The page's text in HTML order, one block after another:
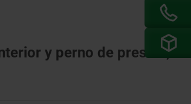
y perno de presión,